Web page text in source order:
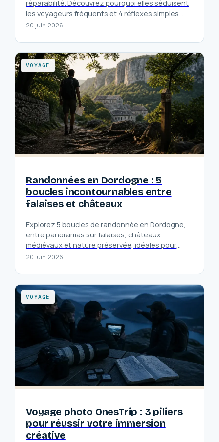
20 juin 2026
réparabilité. Découvrez pourquoi elles séduisent
les voyageurs fréquents et 4 réflexes simples
pour en prolonger la durée de vie.
VOYAGE
Randonnées en Dordogne : 5
boucles incontournables entre
falaises et châteaux
20 juin 2026
Explorez 5 boucles de randonnée en Dordogne,
entre panoramas sur falaises, châteaux
médiévaux et nature préservée, idéales pour
tous les niveaux.
VOYAGE
Voyage photo OnesTrip : 3 piliers
pour réussir votre immersion
créative